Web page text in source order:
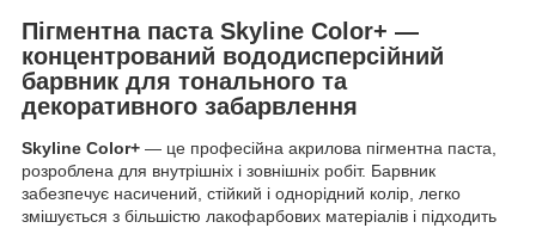
Пігментна паста Skyline Color+ —
концентрований вододисперсійний
барвник для тонального та
декоративного забарвлення
Skyline Color+ — це професійна акрилова пігментна паста,
розроблена для внутрішніх і зовнішніх робіт. Барвник
забезпечує насичений, стійкий і однорідний колір, легко
змішується з більшістю лакофарбових матеріалів і підходить